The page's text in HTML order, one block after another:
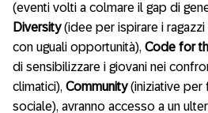
(eventi volti a colmare il gap di
Diversity(idee per ispirare i ragazzi
con uguali opportunità), Code for
di sensibilizzare i giovani nei
climatici), Community(iniziative per
sociale), avranno accesso a un